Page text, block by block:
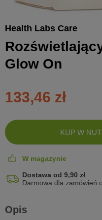
Health Labs Care
Glow On
133,46 zł
KUP W
W magazynie
Dostawa od 9,90 zł
Darmowa dla zamówień
Opis